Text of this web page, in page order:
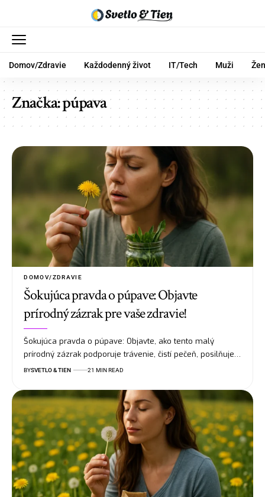
Domov/Zdravie Každodenný život IT/Tech Muži
Značka:púpava
DOMOV/ZDRAVIE
Šokujúca pravda o púpave: Objavte
prírodný zázrak pre vaše zdravie!
Šokujúca pravda o púpave: Objavte, ako tento malý
prírodný zázrak podporuje trávenie, čistí pečeň, posilňuje…
BYSVETLO & TIEN 21 MIN READ